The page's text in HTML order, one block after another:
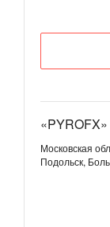
«PYROFX»
Московская
Подольск,